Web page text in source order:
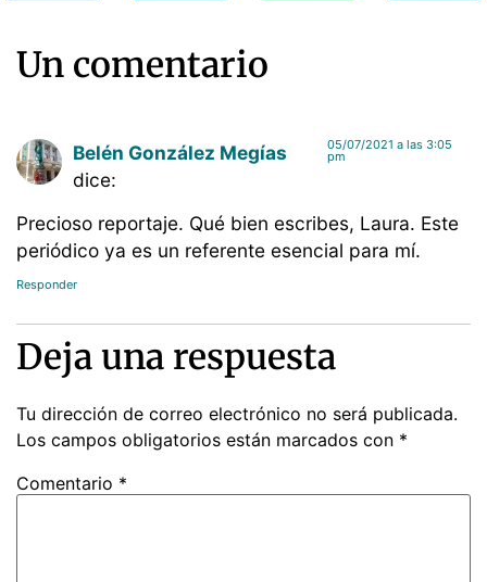
Un comentario
Belén González Megías
dice:
05/07/2021 a las 3:05
pm
Precioso reportaje. Qué bien escribes, Laura. Este
periódico ya es un referente esencial para mí.
Responder
Deja una respuesta
Tu dirección de correo electrónico no será publicada.
Los campos obligatorios están marcados con *
Comentario *